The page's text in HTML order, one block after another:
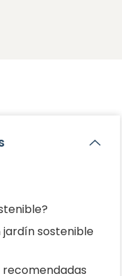
jardín sostenible
recomendadas